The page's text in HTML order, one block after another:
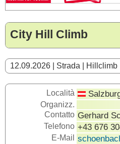
City Hill Climb
12.09.2026 | Strada | Hillclimb
Località
Organizz.
Contatto Gerhard
Telefono +43 676
E-Mail